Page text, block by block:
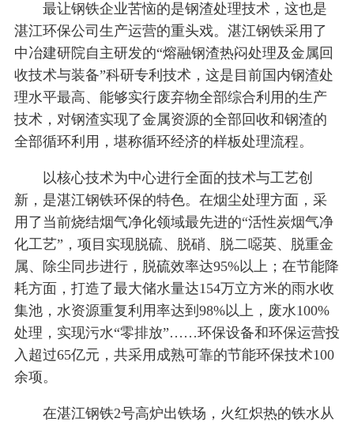
最让钢铁企业苦恼的是钢渣处理技术，这也是
湛江环保公司生产运营的重头戏。湛江钢铁采用了
中冶建研院自主研发的“熔融钢渣热闷处理及金属回
收技术与装备”科研专利技术，这是目前国内钢渣处
理水平最高、能够实行废弃物全部综合利用的生产
技术，对钢渣实现了金属资源的全部回收和钢渣的
全部循环利用，堪称循环经济的样板处理流程。
以核心技术为中心进行全面的技术与工艺创
新，是湛江钢铁环保的特色。在烟尘处理方面，采
用了当前烧结烟气净化领域最先进的“活性炭烟气净
化工艺”，项目实现脱硫、脱硝、脱二噁英、脱重金
属、除尘同步进行，脱硫效率达95%以上；在节能降
耗方面，打造了最大储水量达154万立方米的雨水收
集池，水资源重复利用率达到98%以上，废水100%
处理，实现污水“零排放”……环保设备和环保运营投
入超过65亿元，共采用成熟可靠的节能环保技术100
余项。
在湛江钢铁2号高炉出铁场，火红炽热的铁水从